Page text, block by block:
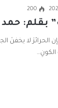
200
حمد
لا يخفنَ